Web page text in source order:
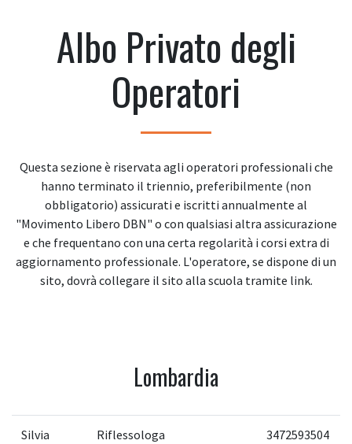
Albo Privato degli
Operatori
Questa sezione è riservata agli operatori professionali che
hanno terminato il triennio, preferibilmente (non
obbligatorio) assicurati e iscritti annualmente al
"Movimento Libero DBN" o con qualsiasi altra assicurazione
e che frequentano con una certa regolarità i corsi extra di
aggiornamento professionale. L'operatore, se dispone di un
sito, dovrà collegare il sito alla scuola tramite link.
Lombardia
Silvia
Riflessologa 3472593504